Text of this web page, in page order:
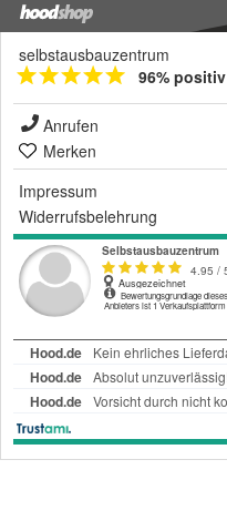
selbstausbauzentrum
96% positiv
Anrufen
Merken
Impressum
Widerrufsbelehrung